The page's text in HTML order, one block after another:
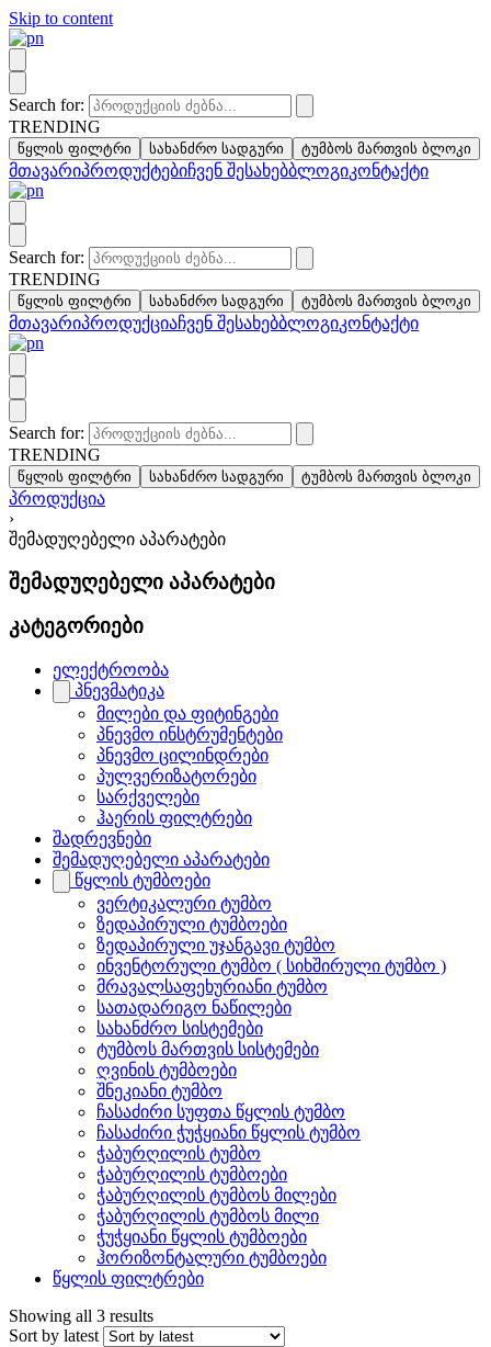
Skip to content
Search for:
TRENDING
წყლის ფილტრი სახანძრო სადგური ტუმბოს მართვის ბლოკი
მთავარიპროდუქტებიჩვენ შესახებბლოგიკონტაქტი
Search for:
TRENDING
წყლის ფილტრი სახანძრო სადგური ტუმბოს მართვის ბლოკი
მთავარიპროდუქციაჩვენ შესახებბლოგიკონტაქტი
Search for:
TRENDING
წყლის ფილტრი სახანძრო სადგური ტუმბოს მართვის ბლოკი
პროდუქცია
›
შემადუღებელი აპარატები
შემადუღებელი აპარატები
კატეგორიები
ელექტროობა
პნევმატიკა
მილები და ფიტინგები
პნევმო ინსტრუმენტები
პნევმო ცილინდრები
პულვერიზატორები
სარქველები
ჰაერის ფილტრები
შადრევნები
შემადუღებელი აპარატები
წყლის ტუმბოები
ვერტიკალური ტუმბო
ზედაპირული ტუმბოები
ზედაპირული უჯანგავი ტუმბო
ინვენტორული ტუმბო ( სიხშირული ტუმბო )
მრავალსაფეხურიანი ტუმბო
სათადარიგო ნაწილები
სახანძრო სისტემები
ტუმბოს მართვის სისტემები
ღვინის ტუმბოები
შნეკიანი ტუმბო
ჩასაძირი სუფთა წყლის ტუმბო
ჩასაძირი ჭუჭყიანი წყლის ტუმბო
ჭაბურღილის ტუმბო
ჭაბურღილის ტუმბოები
ჭაბურღილის ტუმბოს მილები
ჭაბურღილის ტუმბოს მილი
ჭუჭყიანი წყლის ტუმბოები
ჰორიზონტალური ტუმბოები
წყლის ფილტრები
Showing all 3 results
Sort by latest